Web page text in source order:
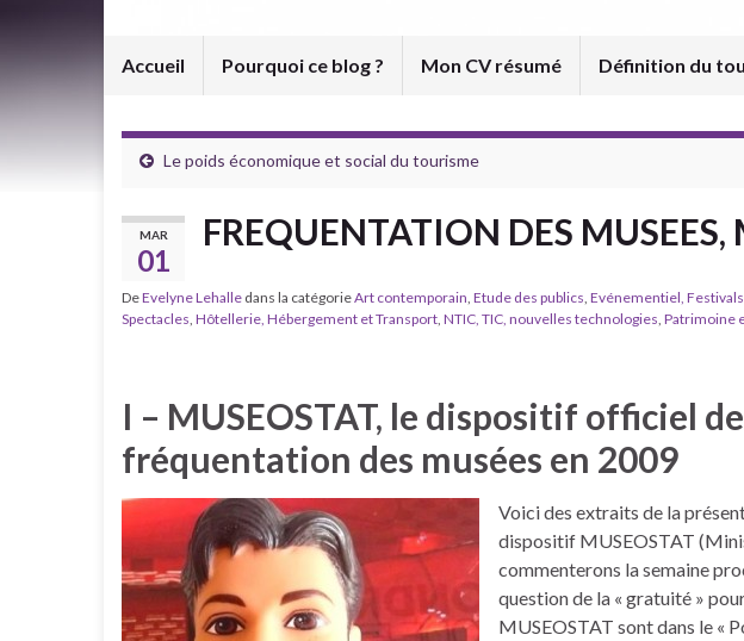
Accueil Pourquoi ce blog ? Mon CV résumé Définition du
Le poids économique et social du tourisme
MAR
01
FREQUENTATION DES MUSEES,
DeEvelyne Lehalle dans la catégorieArt contemporain, Etude des publics, Evénementiel,
Spectacles, Hôtellerie, Hébergement et Transport, NTIC, TIC, nouvelles technologies, Patrimoine
I – MUSEOSTAT, le dispositif officiel
fréquentation des musées en 2009
Voici des extraits de la
dispositif MUSEOSTAT
commenterons la semaine
question de la « gratuité »
MUSEOSTAT sont dans le «